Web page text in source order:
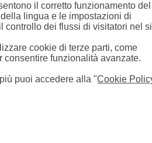
il corretto funzionamento del
lingua e le impostazioni di
controllo dei flussi di visitatori nel
cookie di terze parti, come
consentire funzionalità avanzate.
puoi accedere alla "Cookie